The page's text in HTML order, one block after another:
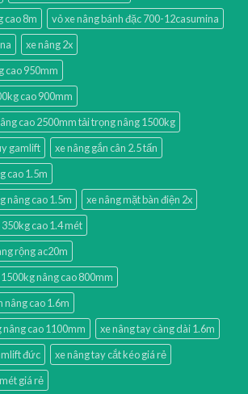
cao 8m
vỏ xe nâng bánh đặc 700-12casumina
xe nâng 2x
cao 950mm
cao 900mm
cao 2500mm tải trọng nâng 1500kg
gamlift
xe nâng gắn cân 2.5 tấn
cao 1.5m
nâng cao 1.5m
xe nâng mặt bàn điện 2x
cao 1.4 mét
rộng ac20m
nâng cao 800mm
nâng cao 1.6m
nâng cao 1100mm
xe nâng tay càng dài 1.6m
đức
xe nâng tay cắt kéo giá rẻ
giá rẻ